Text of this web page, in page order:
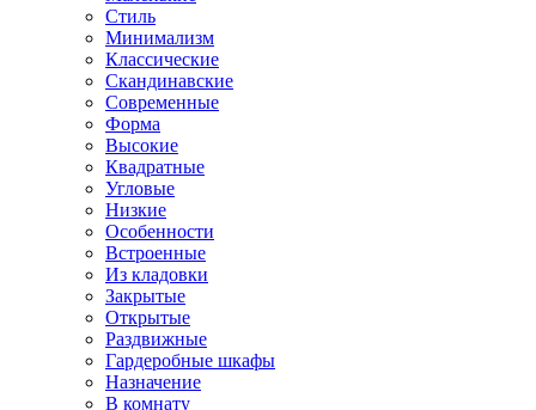
Стиль
Минимализм
Классические
Скандинавские
Современные
Форма
Высокие
Квадратные
Угловые
Низкие
Особенности
Встроенные
Из кладовки
Закрытые
Открытые
Раздвижные
Гардеробные шкафы
Назначение
В комнату